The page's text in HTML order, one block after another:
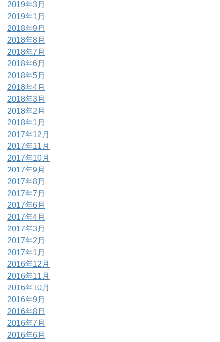
2019年3月
2019年1月
2018年9月
2018年8月
2018年7月
2018年6月
2018年5月
2018年4月
2018年3月
2018年2月
2018年1月
2017年12月
2017年11月
2017年10月
2017年9月
2017年8月
2017年7月
2017年6月
2017年4月
2017年3月
2017年2月
2017年1月
2016年12月
2016年11月
2016年10月
2016年9月
2016年8月
2016年7月
2016年6月